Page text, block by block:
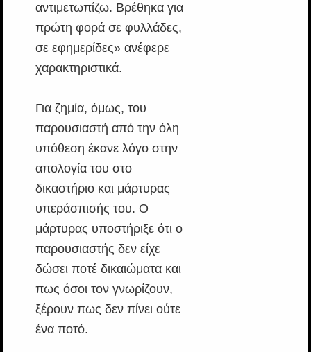
αντιμετωπίζω. Βρέθηκα για
πρώτη φορά σε φυλλάδες,
σε εφημερίδες» ανέφερε
χαρακτηριστικά.
Για ζημία, όμως, του
παρουσιαστή από την όλη
υπόθεση έκανε λόγο στην
απολογία του στο
δικαστήριο και μάρτυρας
υπεράσπισής του. Ο
μάρτυρας υποστήριξε ότι ο
παρουσιαστής δεν είχε
δώσει ποτέ δικαιώματα και
πως όσοι τον γνωρίζουν,
ξέρουν πως δεν πίνει ούτε
ένα ποτό.